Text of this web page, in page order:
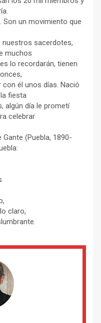
Son un movimiento que
nuestros sacerdotes,
muchos
lo recordarán, tienen
él unos días. Nació
fiesta
algún día le prometí
celebrar
(Puebla, 1890-
claro,